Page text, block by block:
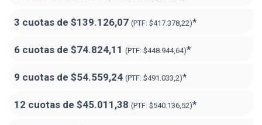
3 cuotas de $139.126,07 (PTF: $417.378,22)*
6 cuotas de $74.824,11 (PTF: $448.944,64)*
9 cuotas de $54.559,24 (PTF: $491.033,2)*
12 cuotas de $45.011,38 (PTF: $540.136,52)*